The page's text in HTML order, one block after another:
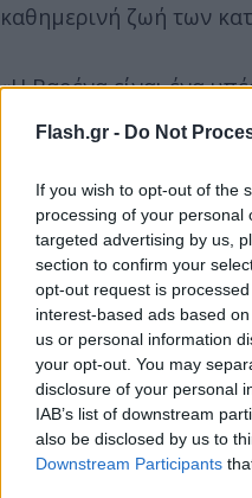
Flash.gr - Do Not
If you wish to opt-out of the
processing of your personal
targeted advertising by us,
section to confirm your
opt-out request is
interest-based ads based
us or personal information
your opt-out. You may
disclosure of your personal
IAB’s list of downstream
also be disclosed by us to
Downstream Participants
καθημερινή ζωή των
«Η Βαρένα είναι ένα
περήφανοι που
εκατοντάδες χιλιάδες
κόσμο. Ωστόσο, η
δεν μπορεί να
τουρισμού», δήλωσε